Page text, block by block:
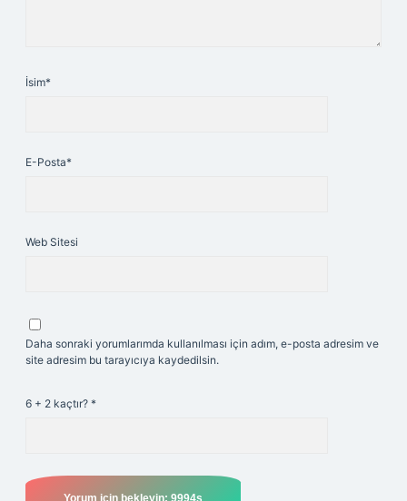
İsim*
E-Posta*
Web Sitesi
Daha sonraki yorumlarımda kullanılması için adım, e-posta adresim ve
site adresim bu tarayıcıya kaydedilsin.
6 + 2 kaçtır? *